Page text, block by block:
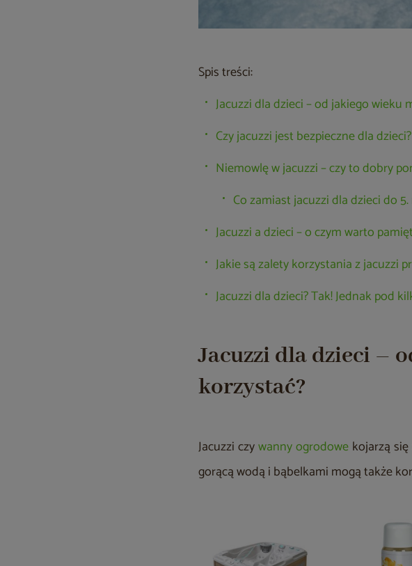
Spis treści:
Jacuzzi dla dzieci – od jakiego wieku
Czy jacuzzi jest bezpieczne dla dzieci?
Niemowlę w jacuzzi – czy to dobry
Co zamiast jacuzzi dla dzieci do
Jacuzzi a dzieci – o czym warto
Jakie są zalety korzystania z jacuzzi
Jacuzzi dla dzieci? Tak! Jednak pod
Jacuzzi dla dzieci –
korzystać?
Jacuzzi czywanny ogrodowe kojarzą
gorącą wodą i bąbelkami mogą także